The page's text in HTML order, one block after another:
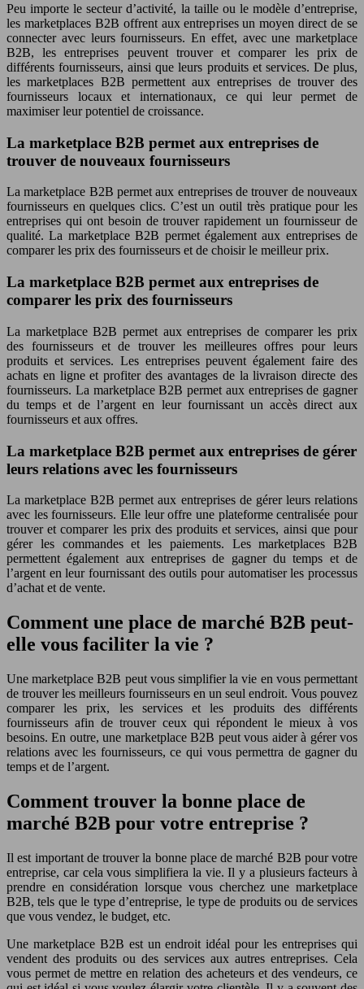
Peu importe le secteur d’activité, la taille ou le modèle d’entreprise,
les marketplaces B2B offrent aux entreprises un moyen direct de se
connecter avec leurs fournisseurs. En effet, avec une marketplace
B2B, les entreprises peuvent trouver et comparer les prix de
différents fournisseurs, ainsi que leurs produits et services. De plus,
les marketplaces B2B permettent aux entreprises de trouver des
fournisseurs locaux et internationaux, ce qui leur permet de
maximiser leur potentiel de croissance.
La marketplace B2B permet aux entreprises de
trouver de nouveaux fournisseurs
La marketplace B2B permet aux entreprises de trouver de nouveaux
fournisseurs en quelques clics. C’est un outil très pratique pour les
entreprises qui ont besoin de trouver rapidement un fournisseur de
qualité. La marketplace B2B permet également aux entreprises de
comparer les prix des fournisseurs et de choisir le meilleur prix.
La marketplace B2B permet aux entreprises de
comparer les prix des fournisseurs
La marketplace B2B permet aux entreprises de comparer les prix
des fournisseurs et de trouver les meilleures offres pour leurs
produits et services. Les entreprises peuvent également faire des
achats en ligne et profiter des avantages de la livraison directe des
fournisseurs. La marketplace B2B permet aux entreprises de gagner
du temps et de l’argent en leur fournissant un accès direct aux
fournisseurs et aux offres.
La marketplace B2B permet aux entreprises de gérer
leurs relations avec les fournisseurs
La marketplace B2B permet aux entreprises de gérer leurs relations
avec les fournisseurs. Elle leur offre une plateforme centralisée pour
trouver et comparer les prix des produits et services, ainsi que pour
gérer les commandes et les paiements. Les marketplaces B2B
permettent également aux entreprises de gagner du temps et de
l’argent en leur fournissant des outils pour automatiser les processus
d’achat et de vente.
Comment une place de marché B2B peut-
elle vous faciliter la vie ?
Une marketplace B2B peut vous simplifier la vie en vous permettant
de trouver les meilleurs fournisseurs en un seul endroit. Vous pouvez
comparer les prix, les services et les produits des différents
fournisseurs afin de trouver ceux qui répondent le mieux à vos
besoins. En outre, une marketplace B2B peut vous aider à gérer vos
relations avec les fournisseurs, ce qui vous permettra de gagner du
temps et de l’argent.
Comment trouver la bonne place de
marché B2B pour votre entreprise ?
Il est important de trouver la bonne place de marché B2B pour votre
entreprise, car cela vous simplifiera la vie. Il y a plusieurs facteurs à
prendre en considération lorsque vous cherchez une marketplace
B2B, tels que le type d’entreprise, le type de produits ou de services
que vous vendez, le budget, etc.
Une marketplace B2B est un endroit idéal pour les entreprises qui
vendent des produits ou des services aux autres entreprises. Cela
vous permet de mettre en relation des acheteurs et des vendeurs, ce